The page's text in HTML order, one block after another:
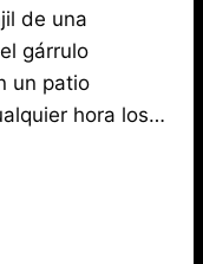
de una
gárrulo
un patio
hora los…